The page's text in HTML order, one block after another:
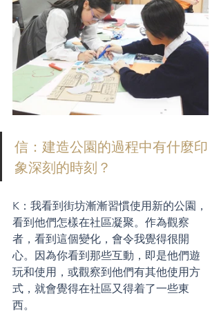
信：建造公園的過程中有什麼印
象深刻的時刻？
K：我看到街坊漸漸習慣使用新的公園，
看到他們怎樣在社區凝聚。作為觀察
者，看到這個變化，會令我覺得很開
心。因為你看到那些互動，即是他們遊
玩和使用，或觀察到他們有其他使用方
式，就會覺得在社區又得着了一些東
西。